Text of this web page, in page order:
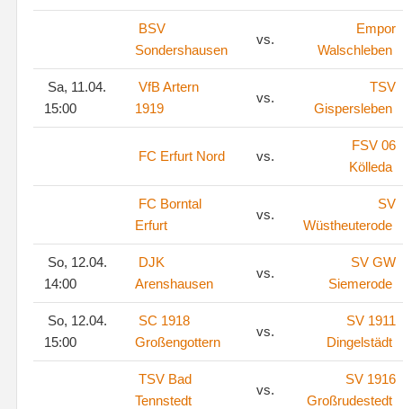
BSV
Sondershausen
vs.
Empor
Walschleben
Sa, 11.04.
15:00
VfB Artern
1919
vs.
TSV
Gispersleben
FC Erfurt Nord vs.
FSV 06
Kölleda
FC Borntal
Erfurt
vs.
SV
Wüstheuterode
So, 12.04.
14:00
DJK
Arenshausen
vs.
SV GW
Siemerode
So, 12.04.
15:00
SC 1918
Großengottern
vs.
SV 1911
Dingelstädt
TSV Bad
Tennstedt
vs.
SV 1916
Großrudestedt